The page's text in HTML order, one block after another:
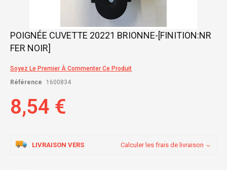
Skip
the
of
images
POIGNÉE CUVETTE 20221 BRIONNE-[FINITION:NR
FER NOIR]
Soyez Le Premier À Commenter Ce Produit
Référence
1600834
8,54 €
LIVRAISON VERS Calculer les frais de livraison